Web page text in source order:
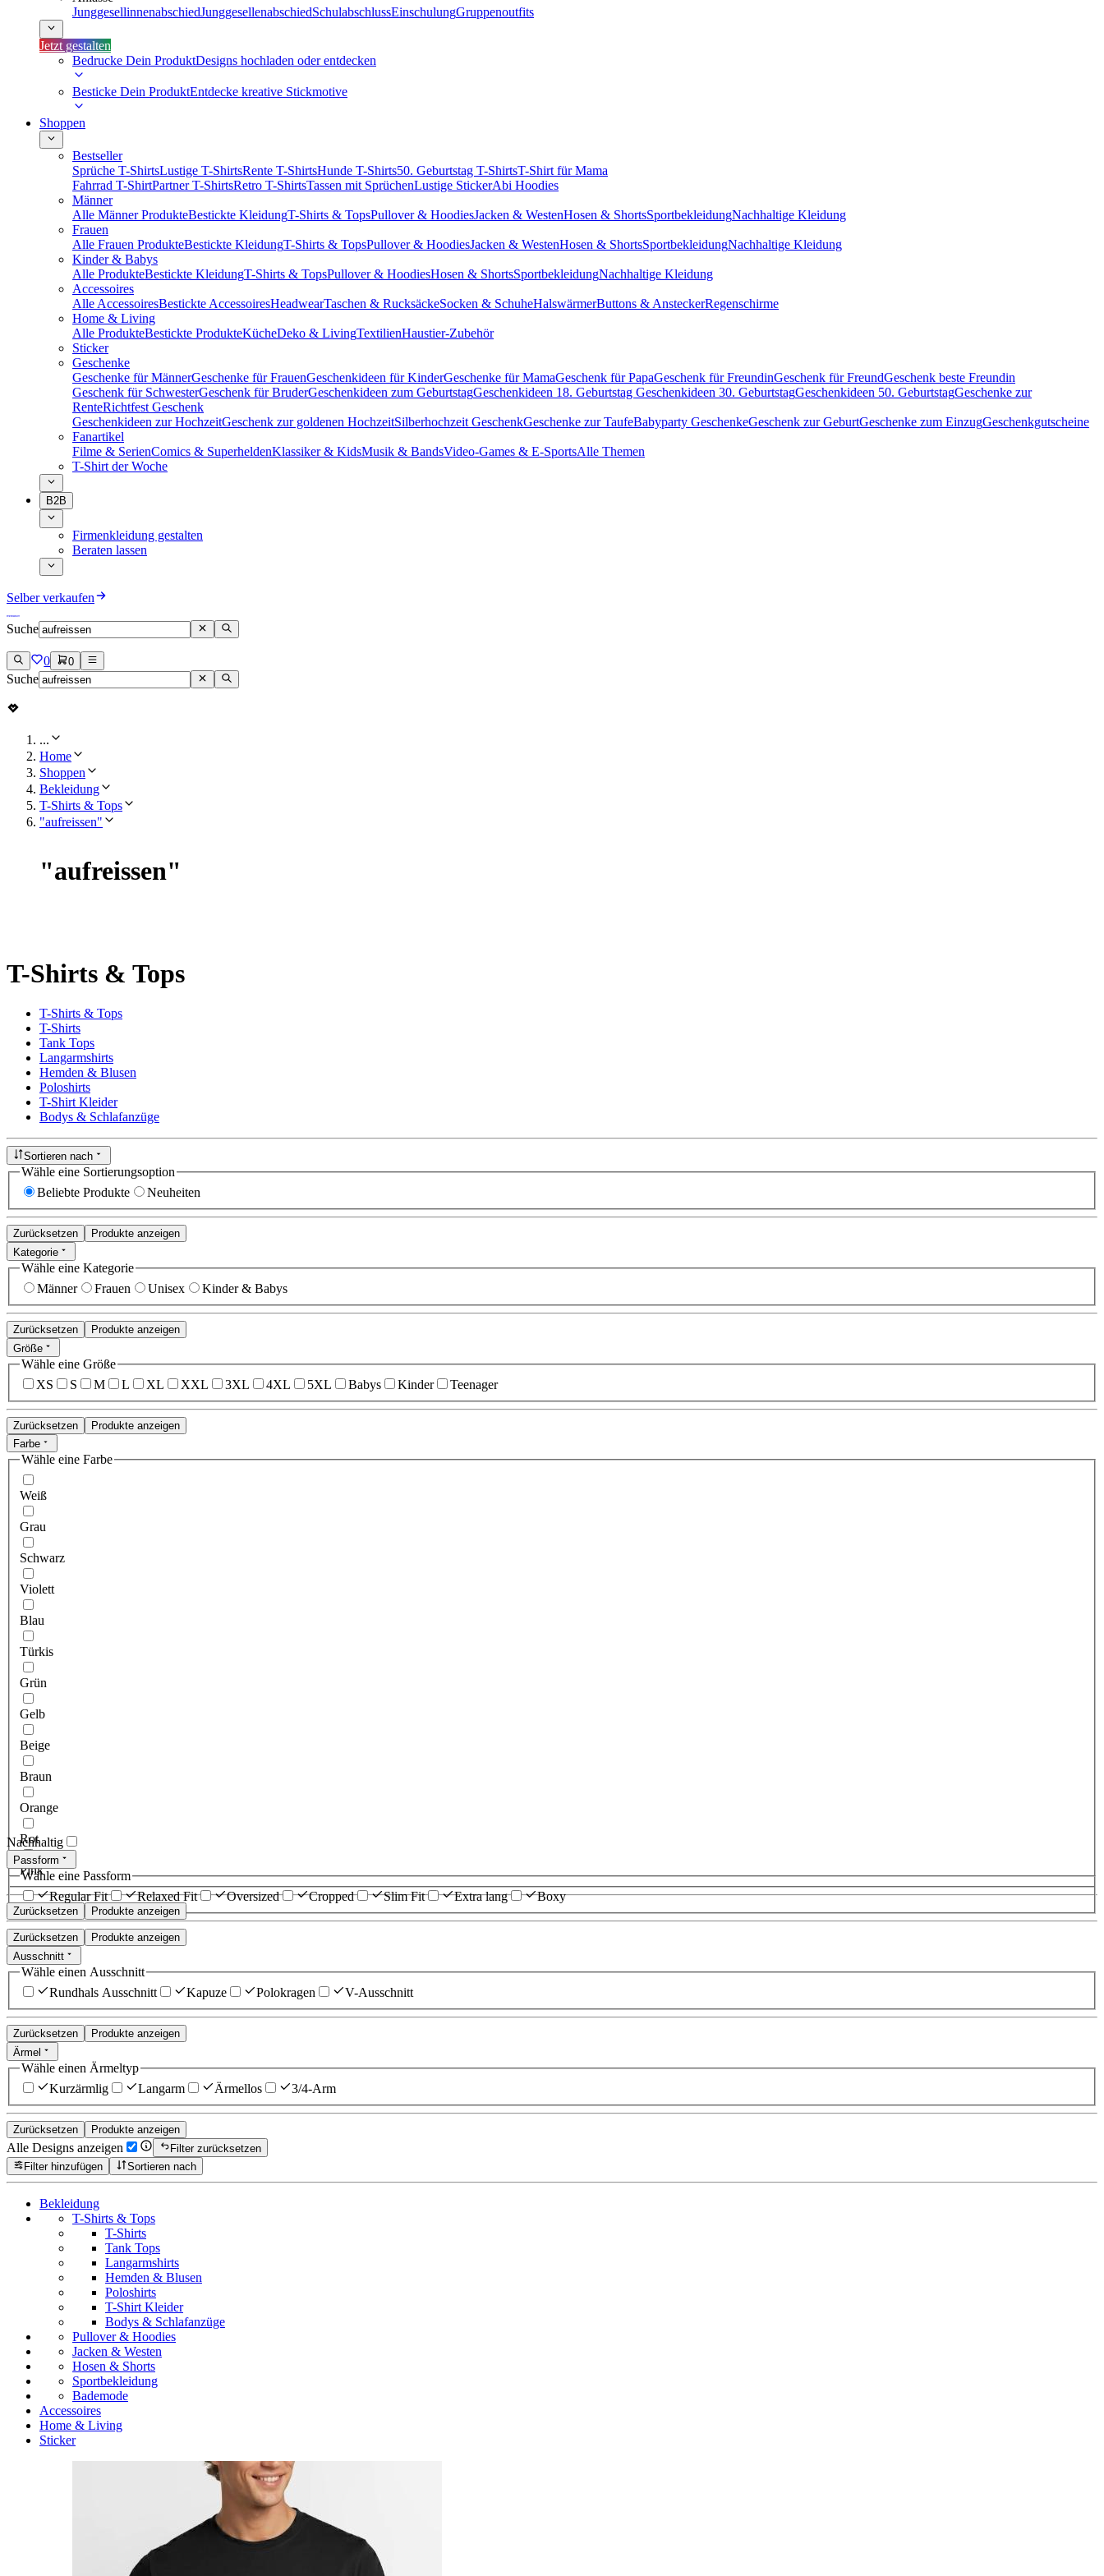
JunggesellinnenabschiedJunggesellenabschiedSchulabschlussEinschulungGruppenoutfits
Jetzt gestalten
Bedrucke Dein ProduktDesigns hochladen oder entdecken
Besticke Dein ProduktEntdecke kreative Stickmotive
Shoppen
Bestseller
Sprüche T-ShirtsLustige T-ShirtsRente T-ShirtsHunde T-Shirts50. Geburtstag T-ShirtsT-Shirt für Mama
Fahrrad T-ShirtPartner T-ShirtsRetro T-ShirtsTassen mit SprüchenLustige StickerAbi Hoodies
Männer
Alle Männer ProdukteBestickte KleidungT-Shirts & TopsPullover & HoodiesJacken & WestenHosen & ShortsSportbekleidungNachhaltige Kleidung
Frauen
Alle Frauen ProdukteBestickte KleidungT-Shirts & TopsPullover & HoodiesJacken & WestenHosen & ShortsSportbekleidungNachhaltige Kleidung
Kinder & Babys
Alle ProdukteBestickte KleidungT-Shirts & TopsPullover & HoodiesHosen & ShortsSportbekleidungNachhaltige Kleidung
Accessoires
Alle AccessoiresBestickte AccessoiresHeadwearTaschen & RucksäckeSocken & SchuheHalswärmerButtons & AnsteckerRegenschirme
Home & Living
Alle ProdukteBestickte ProdukteKücheDeko & LivingTextilienHaustier-Zubehör
Sticker
Geschenke
Geschenke für MännerGeschenke für FrauenGeschenkideen für KinderGeschenke für MamaGeschenk für PapaGeschenk für FreundinGeschenk für FreundGeschenk beste Freundin
Geschenk für SchwesterGeschenk für BruderGeschenkideen zum GeburtstagGeschenkideen 18. Geburtstag Geschenkideen 30. GeburtstagGeschenkideen 50. GeburtstagGeschenke zur
RenteRichtfest Geschenk
Geschenkideen zur HochzeitGeschenk zur goldenen HochzeitSilberhochzeit GeschenkGeschenke zur TaufeBabyparty GeschenkeGeschenk zur GeburtGeschenke zum EinzugGeschenkgutscheine
Fanartikel
Filme & SerienComics & SuperheldenKlassiker & KidsMusik & BandsVideo-Games & E-SportsAlle Themen
T-Shirt der Woche
B2B
Firmenkleidung gestalten
Beraten lassen
Selber verkaufen
Suche
0 0
Suche
...
Home
Shoppen
Bekleidung
T-Shirts & Tops
"aufreissen"
"aufreissen"
T-Shirts & Tops
T-Shirts & Tops
T-Shirts
Tank Tops
Langarmshirts
Hemden & Blusen
Poloshirts
T-Shirt Kleider
Bodys & Schlafanzüge
Sortieren nach
Wähle eine Sortierungsoption
Beliebte Produkte
Neuheiten
Zurücksetzen
Produkte anzeigen
Kategorie
Wähle eine Kategorie
Männer
Frauen Unisex Kinder & Babys
Zurücksetzen
Produkte anzeigen
Größe
Wähle eine Größe
XS
S M L XL XXL 3XL 4XL 5XL Babys Kinder Teenager
Zurücksetzen
Produkte anzeigen
Farbe
Wähle eine Farbe
Weiß
Grau
Schwarz
Violett
Blau
Türkis
Grün
Gelb
Beige
Braun
Orange
Rot
Pink
Zurücksetzen Produkte anzeigen
Nachhaltig
Passform
Wähle eine Passform
Regular Fit
Relaxed Fit Oversized Cropped Slim Fit Extra lang Boxy
Zurücksetzen
Produkte anzeigen
Ausschnitt
Wähle einen Ausschnitt
Rundhals Ausschnitt
Kapuze Polokragen V-Ausschnitt
Zurücksetzen
Produkte anzeigen
Ärmel
Wähle einen Ärmeltyp
Kurzärmlig
Langarm Ärmellos 3/4-Arm
Zurücksetzen Produkte anzeigen
Alle Designs anzeigen
Filter zurücksetzen
Filter hinzufügen
Sortieren nach
Bekleidung
T-Shirts & Tops
T-Shirts
Tank Tops
Langarmshirts
Hemden & Blusen
Poloshirts
T-Shirt Kleider
Bodys & Schlafanzüge
Pullover & Hoodies
Jacken & Westen
Hosen & Shorts
Sportbekleidung
Bademode
Accessoires
Home & Living
Sticker